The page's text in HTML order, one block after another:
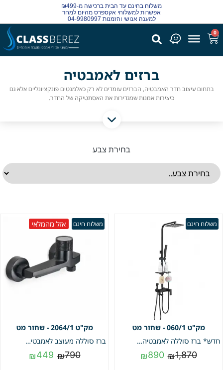
משלוח בחינם עד הבית ברכישה מ-₪499
אפשרות למשלוחי אקספרס מהיום למחר
למענה אנושי והזמנות 04-9980997
0
ברזים לאמבטיה
בתחום עיצוב חדר האמבטיה, הברזים עומדים לא רק כאלמנטים פונקציונליים אלא גם
כיצירות אמנות שמגדירות את האסתטיקה של החדר.
בחירת צבע
משלוח חינם
060/1 - שחור מט
חדש* ברז סוללה לאמבטיה + מוט פינוק + צג דיגיטלי | דגם "דינו" | שחור מט | מק"ט 060/1
₪1,870
₪890
משלוח חינם
2064/1 - שחור מט
אזל מהמלאי
ברז סוללה מעוצב לאמבטיה | שחור מט | מק"ט 2064/1
₪790
₪449